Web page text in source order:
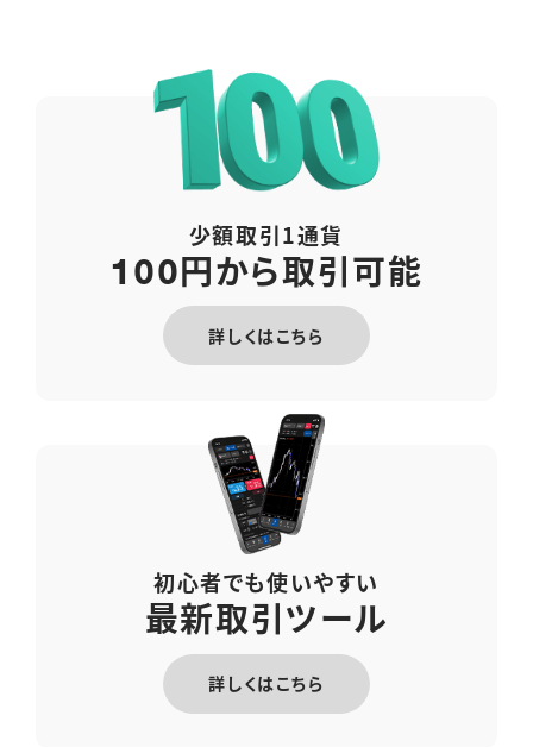
少額取引1通貨
100円から取引可能
詳しくはこちら
初心者でも使いやすい
最新取引ツール
詳しくはこちら